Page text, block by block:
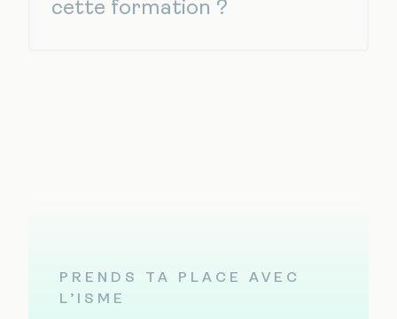
cette formation ?
PRENDS TA PLACE AVEC
L’ISME